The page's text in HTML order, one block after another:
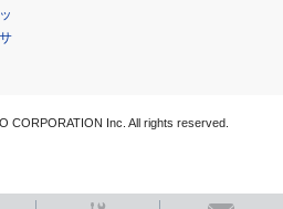
CORPORATION Inc. All rights reserved.